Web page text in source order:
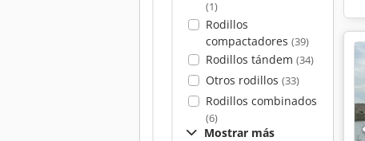
(1)
Rodillos
compactadores (39)
Rodillos tándem (34)
Otros rodillos (33)
Rodillos combinados
(6)
Mostrar más